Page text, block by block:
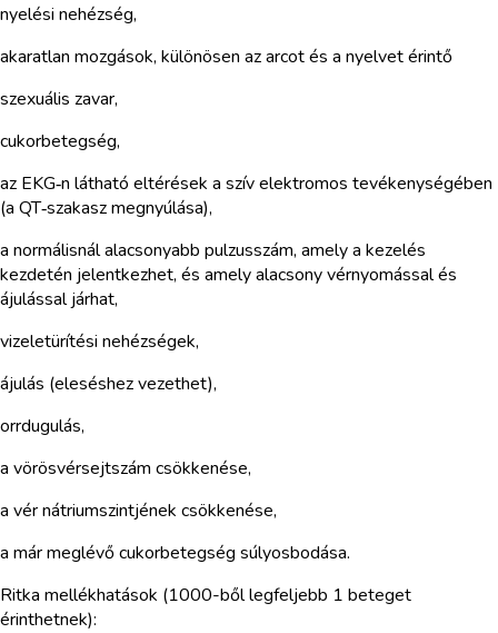
nyelési nehézség,
akaratlan mozgások, különösen az arcot és a nyelvet érintő
szexuális zavar,
cukorbetegség,
az EKG‑n látható eltérések a szív elektromos tevékenységében
(a QT‑szakasz megnyúlása),
a normálisnál alacsonyabb pulzusszám, amely a kezelés
kezdetén jelentkezhet, és amely alacsony vérnyomással és
ájulással járhat,
vizeletürítési nehézségek,
ájulás (eleséshez vezethet),
orrdugulás,
a vörösvérsejtszám csökkenése,
a vér nátriumszintjének csökkenése,
a már meglévő cukorbetegség súlyosbodása.
Ritka mellékhatások (1000-ből legfeljebb 1 beteget
érinthetnek):